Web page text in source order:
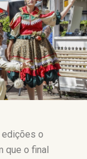
o
que o final